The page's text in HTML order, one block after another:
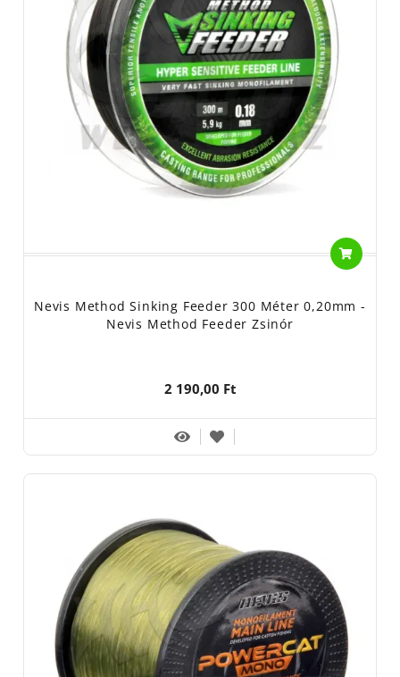
Nevis Method Sinking Feeder 300 Méter 0,20mm -
Nevis Method Feeder Zsinór
2 190,00 Ft